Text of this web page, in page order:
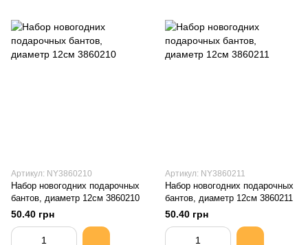
Артикул: NY3860210
Набор новогодних подарочных
бантов, диаметр 12см 3860210
50.40 грн
Артикул: NY3860211
Набор новогодних подарочных
бантов, диаметр 12см 3860211
50.40 грн